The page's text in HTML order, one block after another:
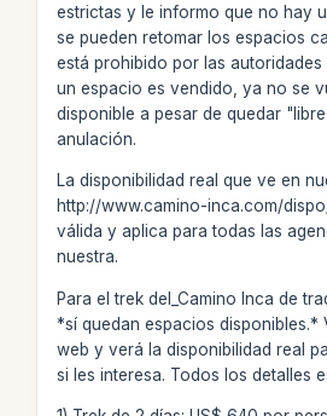
estrictas y le informo que no hay
se pueden retomar los espacios
está prohibido por las autoridades
un espacio es vendido, ya no se
disponible a pesar de quedar
anulación.
La disponibilidad real que ve en
http://www.camino-inca.com/
válida y aplica para todas las
nuestra.
Para el trek del_Camino Inca de
*sí quedan espacios disponibles.*
web y verá la disponibilidad real
si les interesa. Todos los detalles